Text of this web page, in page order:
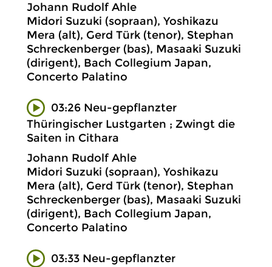
Johann Rudolf Ahle
Midori Suzuki (sopraan), Yoshikazu
Mera (alt), Gerd Türk (tenor), Stephan
Schreckenberger (bas), Masaaki Suzuki
(dirigent), Bach Collegium Japan,
Concerto Palatino
03:26 Neu-gepflanzter
Thüringischer Lustgarten ; Zwingt die
Saiten in Cithara
Johann Rudolf Ahle
Midori Suzuki (sopraan), Yoshikazu
Mera (alt), Gerd Türk (tenor), Stephan
Schreckenberger (bas), Masaaki Suzuki
(dirigent), Bach Collegium Japan,
Concerto Palatino
03:33 Neu-gepflanzter